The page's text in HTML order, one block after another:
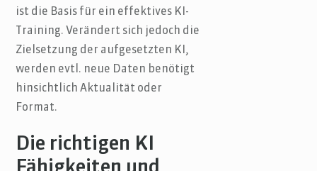
ist die Basis für ein effektives KI-
Training. Verändert sich jedoch die
Zielsetzung der aufgesetzten KI,
werden evtl. neue Daten benötigt
hinsichtlich Aktualität oder
Format.
Die richtigen KI